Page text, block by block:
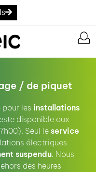
/ de piquet
les installations
disponible aux
Seul le service
électriques
suspendu. Nous
des heures